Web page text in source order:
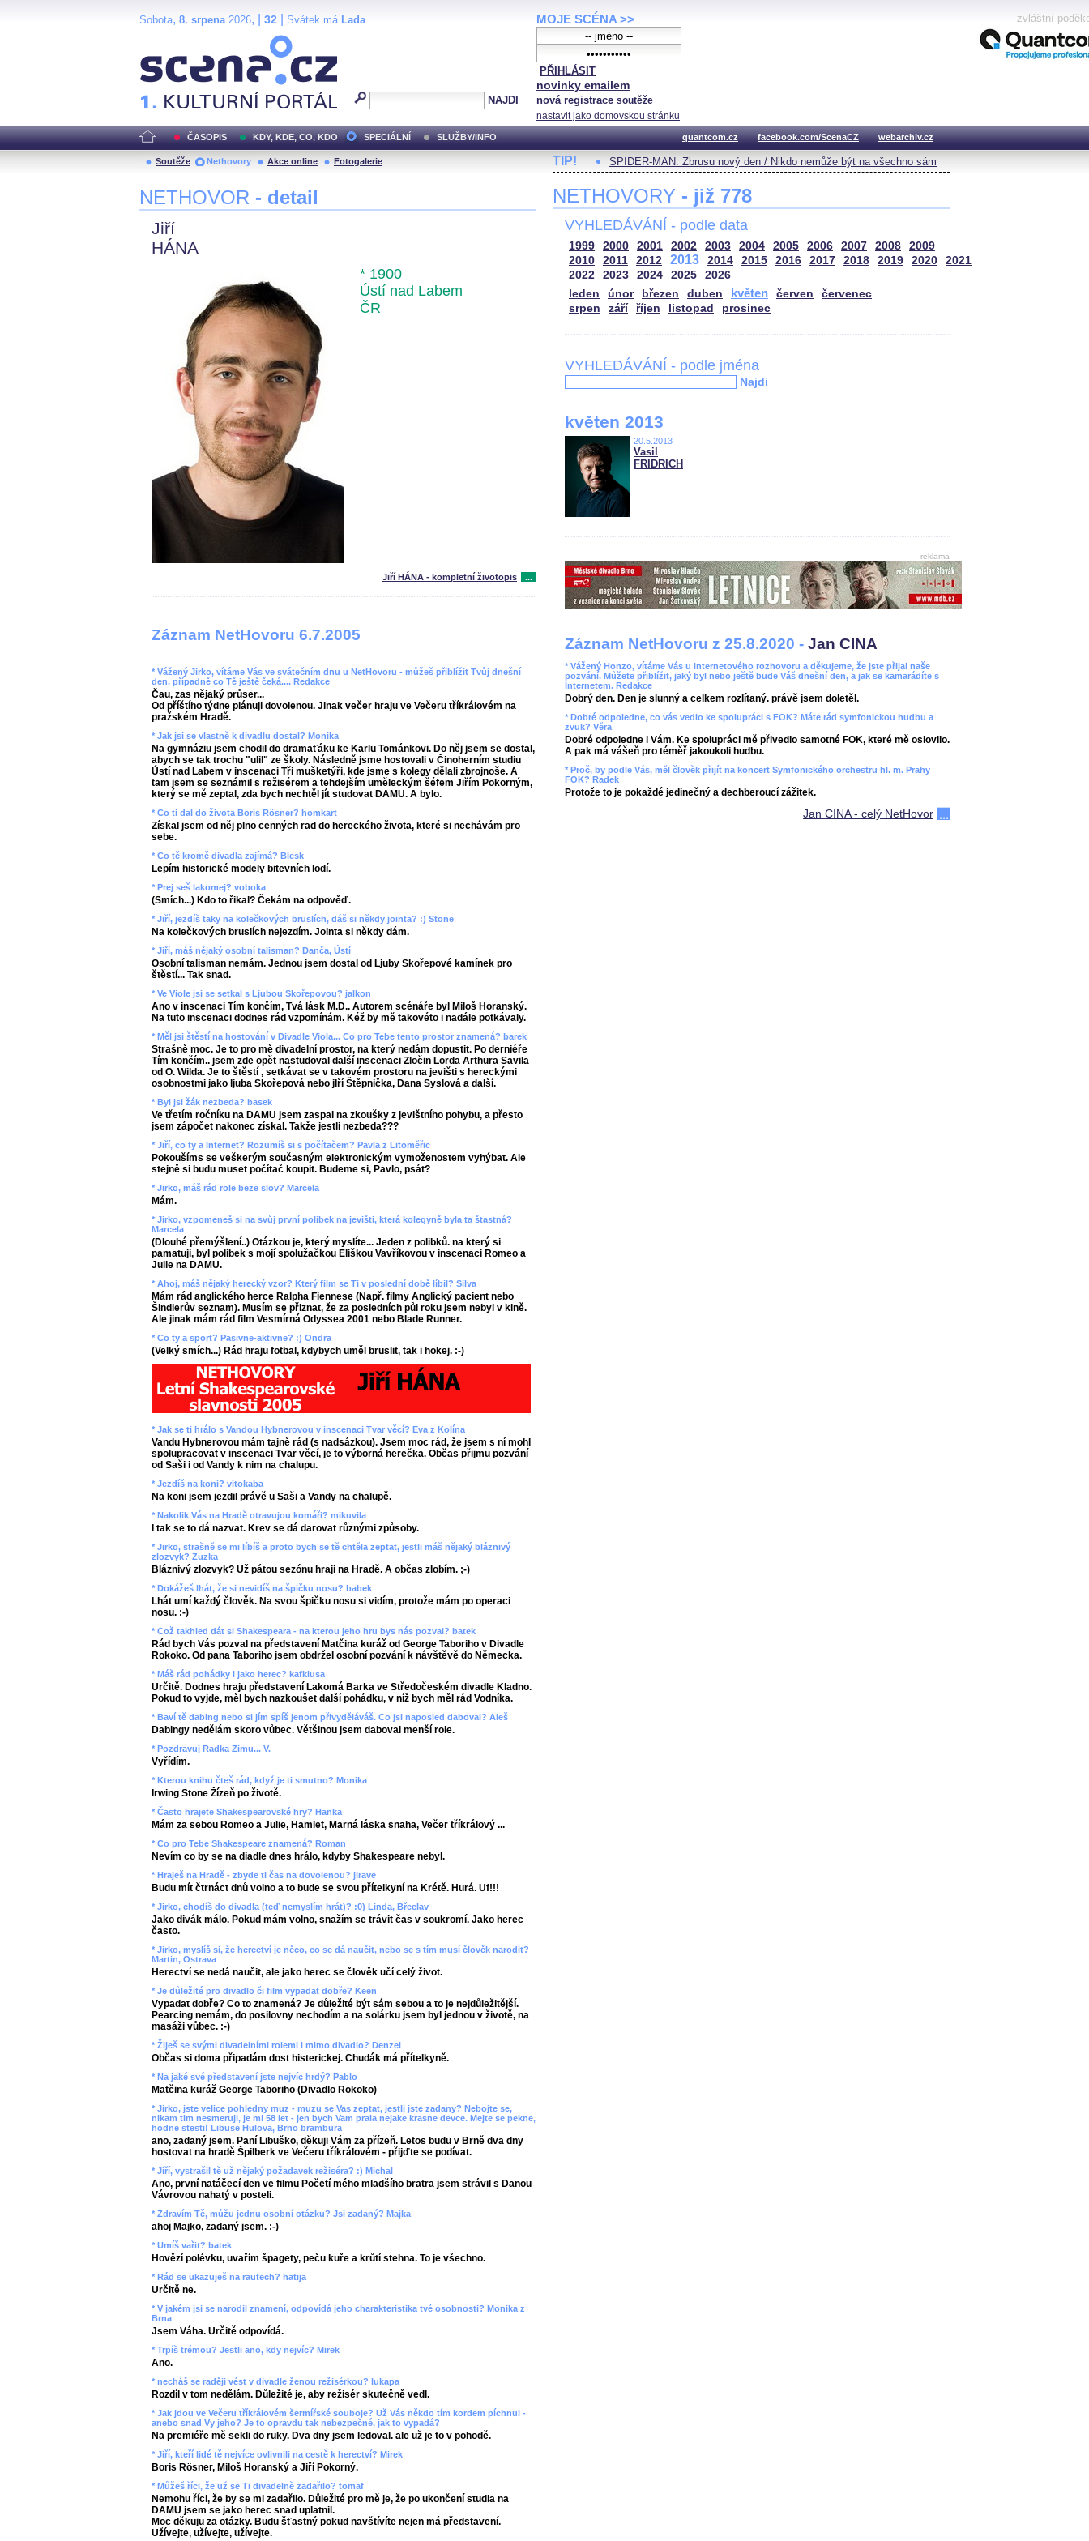
Sobota, 8. srpena2026, | 32 Svátek má Lada
NAJDI
MOJE SCÉNA >>
PŘIHLÁSIT
novinky emailem
nová registrace soutěže
nastavit jako domovskou stránku
zvláštní
ČASOPIS KDY, KDE, CO, KDO SPECIÁLNÍ SLUŽBY/INFO quantcom.cz facebook.com/ScenaCZ webarchiv.cz
Soutěže Nethovory Akce online Fotogalerie
NETHOVOR - detail
Jiří
HÁNA
* 1900
Ústí nad Labem
ČR
Jiří HÁNA - kompletní životopis ...
Záznam NetHovoru 6.7.2005
* Vážený Jirko, vítáme Vás ve svátečním dnu u NetHovoru - můžeš přiblížit Tvůj dnešní
den, případně co Tě ještě čeká.... Redakce
Čau, zas nějaký průser...
Od příštího týdne plánuji dovolenou. Jinak večer hraju ve Večeru tříkrálovém na
pražském Hradě.
* Jak jsi se vlastně k divadlu dostal? Monika
Na gymnáziu jsem chodil do dramaťáku ke Karlu Tománkovi. Do něj jsem se dostal,
abych se tak trochu "ulil" ze školy. Následně jsme hostovali v Činoherním studiu
Ústí nad Labem v inscenaci Tři mušketýři, kde jsme s kolegy dělali zbrojnoše. A
tam jsem se seznámil s režisérem a tehdejším uměleckým šéfem Jiřím Pokorným,
který se mě zeptal, zda bych nechtěl jít studovat DAMU. A bylo.
* Co ti dal do života Boris Rösner? homkart
Získal jsem od něj plno cenných rad do hereckého života, které si nechávám pro
sebe.
* Co tě kromě divadla zajímá? Blesk
Lepím historické modely bitevních lodí.
* Prej seš lakomej? voboka
(Smích...) Kdo to řikal? Čekám na odpověď.
* Jiří, jezdíš taky na kolečkových bruslích, dáš si někdy jointa? :) Stone
Na kolečkových bruslích nejezdím. Jointa si někdy dám.
* Jiří, máš nějaký osobní talisman? Danča, Ústí
Osobní talisman nemám. Jednou jsem dostal od Ljuby Skořepové kamínek pro
štěstí... Tak snad.
* Ve Viole jsi se setkal s Ljubou Skořepovou? jalkon
Ano v inscenaci Tím končím, Tvá lásk M.D.. Autorem scénáře byl Miloš Horanský.
Na tuto inscenaci dodnes rád vzpomínám. Kéž by mě takovéto i nadále potkávaly.
* Měl jsi štěstí na hostování v Divadle Viola... Co pro Tebe tento prostor znamená? barek
Strašně moc. Je to pro mě divadelní prostor, na který nedám dopustit. Po derniéře
Tím končím.. jsem zde opět nastudoval další inscenaci Zločin Lorda Arthura Savila
od O. Wilda. Je to štěstí , setkávat se v takovém prostoru na jevišti s hereckými
osobnostmi jako ljuba Skořepová nebo jIří Štěpnička, Dana Syslová a další.
* Byl jsi žák nezbeda? basek
Ve třetím ročníku na DAMU jsem zaspal na zkoušky z jevištního pohybu, a přesto
jsem zápočet nakonec získal. Takže jestli nezbeda???
* Jiří, co ty a Internet? Rozumíš si s počítačem? Pavla z Litoměřic
Pokoušíms se veškerým současným elektronickým vymoženostem vyhýbat. Ale
stejně si budu muset počítač koupit. Budeme si, Pavlo, psát?
* Jirko, máš rád role beze slov? Marcela
Mám.
* Jirko, vzpomeneš si na svůj první polibek na jevišti, která kolegyně byla ta štastná?
Marcela
(Dlouhé přemýšlení..) Otázkou je, který myslíte... Jeden z polibků. na který si
pamatuji, byl polibek s mojí spolužačkou Eliškou Vavříkovou v inscenaci Romeo a
Julie na DAMU.
* Ahoj, máš nějaký herecký vzor? Který film se Ti v poslední době líbil? Silva
Mám rád anglického herce Ralpha Fiennese (Např. filmy Anglický pacient nebo
Šindlerův seznam). Musím se přiznat, že za posledních půl roku jsem nebyl v kině.
Ale jinak mám rád film Vesmírná Odyssea 2001 nebo Blade Runner.
* Co ty a sport? Pasivne-aktivne? :) Ondra
(Velký smích...) Rád hraju fotbal, kdybych uměl bruslit, tak i hokej. :-)
* Jak se ti hrálo s Vandou Hybnerovou v inscenaci Tvar věcí? Eva z Kolína
Vandu Hybnerovou mám tajně rád (s nadsázkou). Jsem moc rád, že jsem s ní mohl
spolupracovat v inscenaci Tvar věcí, je to výborná herečka. Občas přijmu pozvání
od Saši i od Vandy k nim na chalupu.
* Jezdíš na koni? vitokaba
Na koni jsem jezdil právě u Saši a Vandy na chalupě.
* Nakolik Vás na Hradě otravujou komáři? mikuvila
I tak se to dá nazvat. Krev se dá darovat různými způsoby.
* Jirko, strašně se mi líbíš a proto bych se tě chtěla zeptat, jestli máš nějaký bláznivý
zlozvyk? Zuzka
Bláznivý zlozvyk? Už pátou sezónu hraji na Hradě. A občas zlobím. ;-)
* Dokážeš lhát, že si nevidíš na špičku nosu? babek
Lhát umí každý člověk. Na svou špičku nosu si vidím, protože mám po operaci
nosu. :-)
* Což takhled dát si Shakespeara - na kterou jeho hru bys nás pozval? batek
Rád bych Vás pozval na představení Matčina kuráž od George Taboriho v Divadle
Rokoko. Od pana Taboriho jsem obdržel osobní pozvání k návštěvě do Německa.
* Máš rád pohádky i jako herec? kafklusa
Určitě. Dodnes hraju představení Lakomá Barka ve Středočeském divadle Kladno.
Pokud to vyjde, měl bych nazkoušet další pohádku, v níž bych měl rád Vodníka.
* Baví tě dabing nebo si jím spíš jenom přivyděláváš. Co jsi naposled daboval? Aleš
Dabingy nedělám skoro vůbec. Většinou jsem daboval menší role.
* Pozdravuj Radka Zimu... V.
Vyřídím.
* Kterou knihu čteš rád, když je ti smutno? Monika
Irwing Stone Žízeň po životě.
* Často hrajete Shakespearovské hry? Hanka
Mám za sebou Romeo a Julie, Hamlet, Marná láska snaha, Večer tříkrálový ...
* Co pro Tebe Shakespeare znamená? Roman
Nevím co by se na diadle dnes hrálo, kdyby Shakespeare nebyl.
* Hraješ na Hradě - zbyde ti čas na dovolenou? jirave
Budu mít čtrnáct dnů volno a to bude se svou přítelkyní na Krétě. Hurá. Uf!!!
* Jirko, chodíš do divadla (teď nemyslím hrát)? :0) Linda, Břeclav
Jako divák málo. Pokud mám volno, snažím se trávit čas v soukromí. Jako herec
často.
* Jirko, myslíš si, že herectví je něco, co se dá naučit, nebo se s tím musí člověk narodit?
Martin, Ostrava
Herectví se nedá naučit, ale jako herec se člověk učí celý život.
* Je důležité pro divadlo či film vypadat dobře? Keen
Vypadat dobře? Co to znamená? Je důležité být sám sebou a to je nejdůležitější.
Pearcing nemám, do posilovny nechodím a na solárku jsem byl jednou v životě, na
masáži vůbec. :-)
* Žiješ se svými divadelními rolemi i mimo divadlo? Denzel
Občas si doma připadám dost histerickej. Chudák má přítelkyně.
* Na jaké své představení jste nejvíc hrdý? Pablo
Matčina kuráž George Taboriho (Divadlo Rokoko)
* Jirko, jste velice pohledny muz - muzu se Vas zeptat, jestli jste zadany? Nebojte se,
nikam tim nesmeruji, je mi 58 let - jen bych Vam prala nejake krasne devce. Mejte se pekne,
hodne stesti! Libuse Hulova, Brno brambura
ano, zadaný jsem. Paní Libuško, děkuji Vám za přízeň. Letos budu v Brně dva dny
hostovat na hradě Špilberk ve Večeru tříkrálovém - přijďte se podívat.
* Jiří, vystrašil tě už nějaký požadavek režiséra? :) Michal
Ano, první natáčecí den ve filmu Početí mého mladšího bratra jsem strávil s Danou
Vávrovou nahatý v posteli.
* Zdravím Tě, můžu jednu osobní otázku? Jsi zadaný? Majka
ahoj Majko, zadaný jsem. :-)
* Umíš vařit? batek
Hovězí polévku, uvařím špagety, peču kuře a krůtí stehna. To je všechno.
* Rád se ukazuješ na rautech? hatija
Určitě ne.
* V jakém jsi se narodil znamení, odpovídá jeho charakteristika tvé osobnosti? Monika z
Brna
Jsem Váha. Určitě odpovídá.
* Trpíš trémou? Jestli ano, kdy nejvíc? Mirek
Ano.
* necháš se raději vést v divadle ženou režisérkou? lukapa
Rozdíl v tom nedělám. Důležité je, aby režisér skutečně vedl.
* Jak jdou ve Večeru tříkrálovém šermířské souboje? Už Vás někdo tím kordem píchnul -
anebo snad Vy jeho? Je to opravdu tak nebezpečné, jak to vypadá?
Na premiéře mě sekli do ruky. Dva dny jsem ledoval. ale už je to v pohodě.
* Jiří, kteří lidé tě nejvíce ovlivnili na cestě k herectví? Mirek
Boris Rösner, Miloš Horanský a Jiří Pokorný.
* Můžeš říci, že už se Ti divadelně zadařilo? tomaf
Nemohu říci, že by se mi zadařilo. Důležité pro mě je, že po ukončení studia na
DAMU jsem se jako herec snad uplatnil.
Moc děkuju za otázky. Budu šťastný pokud navštívíte nejen má představení.
Užívejte, užívejte, užívejte.
TIP! SPIDER-MAN: Zbrusu nový den / Nikdo nemůže být na všechno sám
NETHOVORY - již 778
VYHLEDÁVÁNÍ - podle data
1999 2000 2001 2002 2003 2004 2005 2006 2007 2008
2009
2010
2011 2012 2013 2014 2015 2016 2017 2018 2019 2020
2021
2022
2023 2024 2025
2026
leden
únor březen duben květen červen
červenec
srpen
září říjen listopad prosinec
VYHLEDÁVÁNÍ - podle jména
Najdi
květen 2013
20.5.2013
Vasil
FRIDRICH
reklama
Záznam NetHovoru z 25.8.2020 - Jan CINA
* Vážený Honzo, vítáme Vás u internetového rozhovoru a děkujeme, že jste přijal naše
pozvání. Můžete přiblížit, jaký byl nebo ještě bude Váš dnešní den, a jak se kamarádíte s
Internetem. Redakce
Dobrý den. Den je slunný a celkem rozlítaný. právě jsem doletěl.
* Dobré odpoledne, co vás vedlo ke spolupráci s FOK? Máte rád symfonickou hudbu a
zvuk? Věra
Dobré odpoledne i Vám. Ke spolupráci mě přivedlo samotné FOK, které mě oslovilo.
A pak má vášeň pro téměř jakoukoli hudbu.
* Proč, by podle Vás, měl člověk přijít na koncert Symfonického orchestru hl. m. Prahy
FOK? Radek
Protože to je pokaždé jedinečný a dechberoucí zážitek.
Jan CINA - celý NetHovor